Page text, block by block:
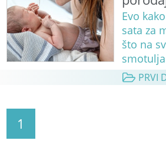
Evo
sata za
što na
PRVI
1